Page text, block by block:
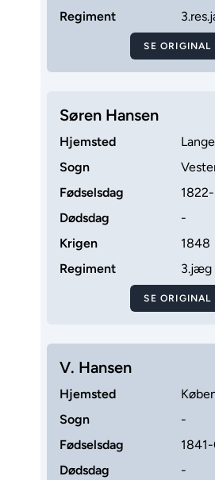
Regiment
SE ORIGINAL
Søren Hansen
Hjemsted
Sogn
Fødselsdag
Dødsdag
-
Krigen
1848
Regiment
3.jæg
SE ORIGINAL
V. Hansen
Hjemsted
Sogn
-
Fødselsdag
Dødsdag
-